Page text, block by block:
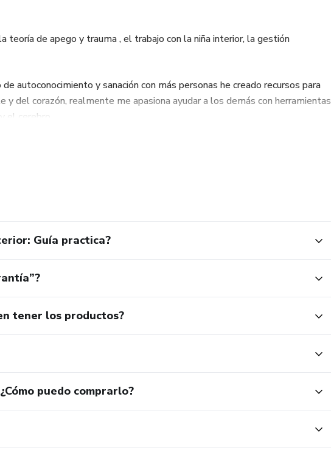
teoría de apego y trauma , el trabajo con la niña interior, la gestión
autoconocimiento y sanación con más personas he creado recursos para
y del corazón, realmente me apasiona ayudar a los demás con herramientas
cerebro.
, me ha llevado a tener diversas experiencias personales, mantener
para volver a mi centro, expandir mi consciencia, conectando con el amor
Guía practica?
tener los productos?
puedo comprarlo?